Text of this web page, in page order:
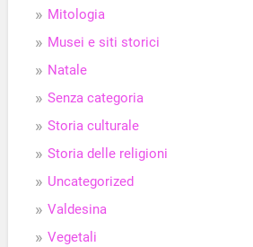
Mitologia
Musei e siti storici
Natale
Senza categoria
Storia culturale
Storia delle religioni
Uncategorized
Valdesina
Vegetali